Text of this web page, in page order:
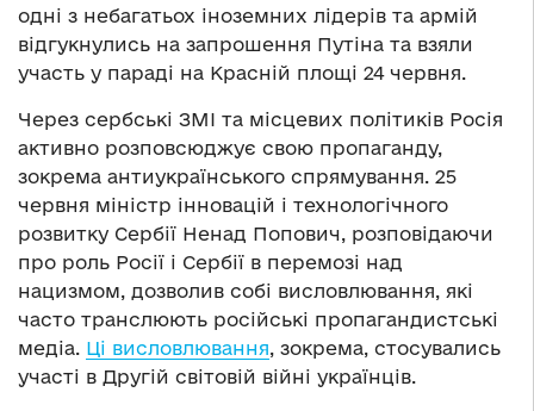
одні з небагатьох іноземних лідерів та армій
відгукнулись на запрошення Путіна та взяли
участь у параді на Красній площі 24 червня.
Через сербські ЗМІ та місцевих політиків Росія
активно розповсюджує свою пропаганду,
зокрема антиукраїнського спрямування. 25
червня міністр інновацій і технологічного
розвитку Сербії Ненад Попович, розповідаючи
про роль Росії і Сербії в перемозі над
нацизмом, дозволив собі висловлювання, які
часто транслюють російські пропагандистські
медіа. Ці висловлювання, зокрема, стосувались
участі в Другій світовій війні українців.